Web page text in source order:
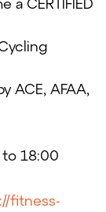
CERTIFIED
ACE, AFAA,
to 18:00
fitness-